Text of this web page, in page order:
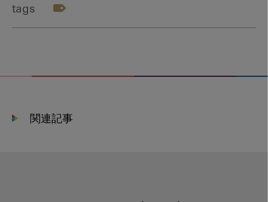
tags
関連記事